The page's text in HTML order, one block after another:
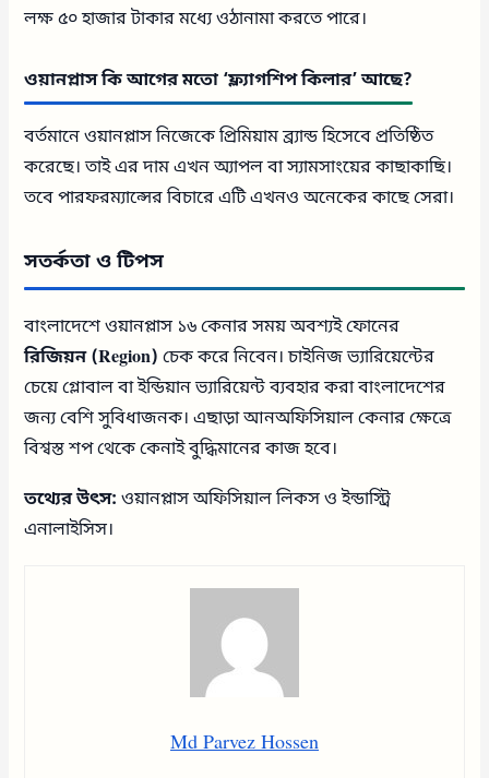
লক্ষ ৫০ হাজার টাকার মধ্যে ওঠানামা করতে পারে।
ওয়ানপ্লাস কি আগের মতো ‘ফ্ল্যাগশিপ কিলার’ আছে?
বর্তমানে ওয়ানপ্লাস নিজেকে প্রিমিয়াম ব্র্যান্ড হিসেবে প্রতিষ্ঠিত
করেছে। তাই এর দাম এখন অ্যাপল বা স্যামসাংয়ের কাছাকাছি।
তবে পারফরম্যান্সের বিচারে এটি এখনও অনেকের কাছে সেরা।
সতর্কতা ও টিপস
বাংলাদেশে ওয়ানপ্লাস ১৬ কেনার সময় অবশ্যই ফোনের
রিজিয়ন (Region) চেক করে নিবেন। চাইনিজ ভ্যারিয়েন্টের
চেয়ে গ্লোবাল বা ইন্ডিয়ান ভ্যারিয়েন্ট ব্যবহার করা বাংলাদেশের
জন্য বেশি সুবিধাজনক। এছাড়া আনঅফিসিয়াল কেনার ক্ষেত্রে
বিশ্বস্ত শপ থেকে কেনাই বুদ্ধিমানের কাজ হবে।
তথ্যের উৎস: ওয়ানপ্লাস অফিসিয়াল লিকস ও ইন্ডাস্ট্রি
এনালাইসিস।
Md Parvez Hossen